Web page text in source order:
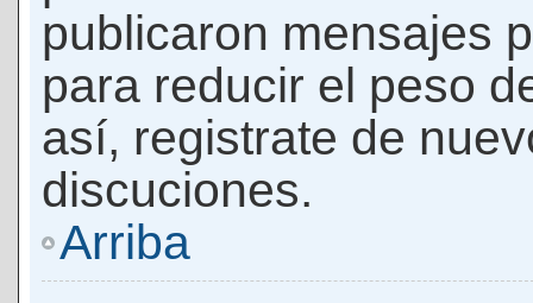
publicaron mensajes
para reducir el peso
así, registrate de
discuciones.
Arriba